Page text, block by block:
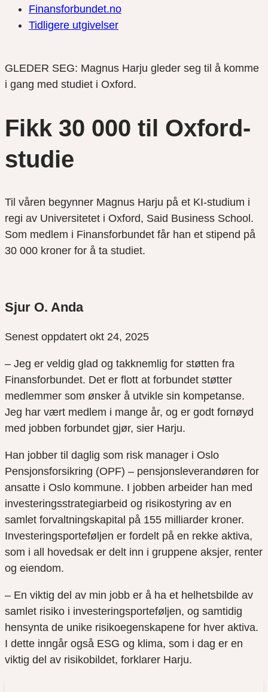
Finansforbundet.no
Tidligere utgivelser
GLEDER SEG: Magnus Harju gleder seg til å komme
i gang med studiet i Oxford.
Fikk 30 000 til Oxford-
studie
Til våren begynner Magnus Harju på et KI-studium i
regi av Universitetet i Oxford, Said Business School.
Som medlem i Finansforbundet får han et stipend på
30 000 kroner for å ta studiet.
Sjur O. Anda
Senest oppdatert okt 24, 2025
– Jeg er veldig glad og takknemlig for støtten fra
Finansforbundet. Det er flott at forbundet støtter
medlemmer som ønsker å utvikle sin kompetanse.
Jeg har vært medlem i mange år, og er godt fornøyd
med jobben forbundet gjør, sier Harju.
Han jobber til daglig som risk manager i Oslo
Pensjonsforsikring (OPF) – pensjonsleverandøren for
ansatte i Oslo kommune. I jobben arbeider han med
investeringsstrategiarbeid og risikostyring av en
samlet forvaltningskapital på 155 milliarder kroner.
Investeringsporteføljen er fordelt på en rekke aktiva,
som i all hovedsak er delt inn i gruppene aksjer, renter
og eiendom.
– En viktig del av min jobb er å ha et helhetsbilde av
samlet risiko i investeringsporteføljen, og samtidig
hensynta de unike risikoegenskapene for hver aktiva.
I dette inngår også ESG og klima, som i dag er en
viktig del av risikobildet, forklarer Harju.